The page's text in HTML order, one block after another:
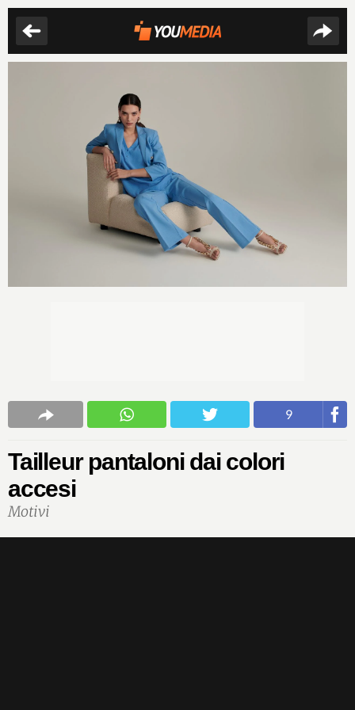
9
Tailleur pantaloni dai colori
accesi
Motivi